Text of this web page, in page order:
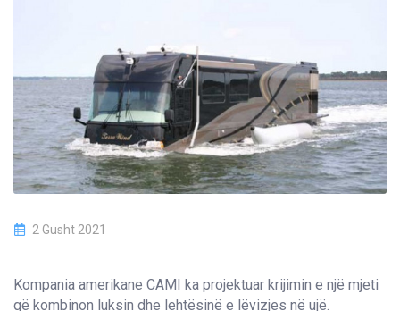
2 Gusht 2021
Kompania amerikane CAMI ka projektuar krijimin e një mjeti
që kombinon luksin dhe lehtësinë e lëvizjes në ujë.